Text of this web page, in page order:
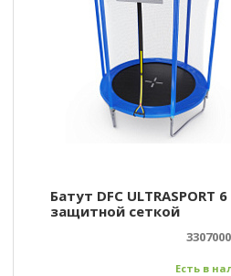
Батут DFC ULTRASPORT
защитной сеткой
Есть в